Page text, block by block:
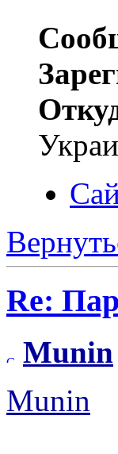
Re:
Munin
Munin